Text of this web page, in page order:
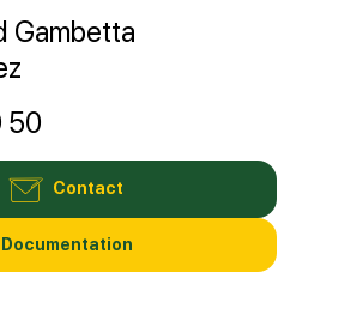
Gambetta
50
Contact
Documentation